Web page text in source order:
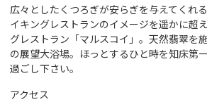
広々としたくつろぎが安らぎを与えてくれ
イキングレストランのイメージを遥かに超
グレストラン「マルスコイ」。天然翡翠を
の展望大浴場。ほっとするひと時を知床第
過ごし下さい。
アクセス